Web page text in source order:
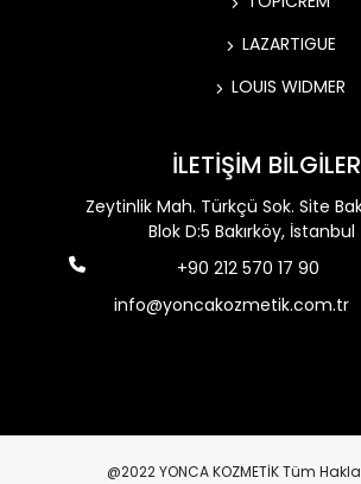
LAZARTIGUE
LOUIS WIDMER
İLETİŞİM
Zeytinlik Mah. Türkçü Sok. Site
Blok D:5 Bakırköy, İstanbul
+90 212 570 17 90
info@yoncakozmetik.com.tr
@2022 YONCA KOZMETİK Tüm